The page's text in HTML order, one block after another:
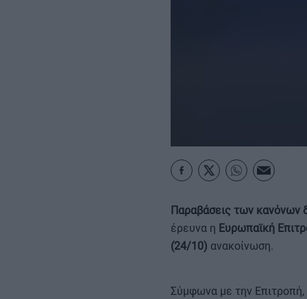
Παραβάσεις των κανόνων
έρευνα η Ευρωπαϊκή
(24/10) ανακοίνωση.
Σύμφωνα με την Επιτροπή,